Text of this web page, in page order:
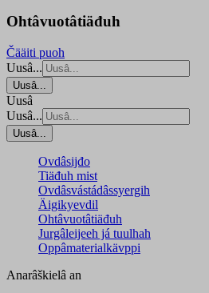
Ohtâvuotâtiäđuh
Čääiti puoh
Uusâ...
Uusâ...
Uusâ
Uusâ...
Uusâ...
Ovdâsijđo
Tiäđuh mist
Ovdâsvástádâssyergih
Äigikyevdil
Ohtâvuotâtiäđuh
Jurgâleijeeh já tuulhah
Oppâmaterialkävppi
Anarâškielâ an